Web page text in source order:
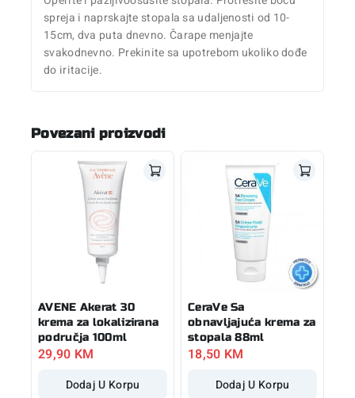
spreja i naprskajte stopala sa udaljenosti od 10-
15cm, dva puta dnevno. Čarape menjajte
svakodnevno. Prekinite sa upotrebom ukoliko dođe
do iritacije.
Povezani proizvodi
AVENE Akerat 30
krema za lokalizirana
područja 100ml
29,90 KM
Dodaj U Korpu
CeraVe Sa
obnavljajuća krema za
stopala 88ml
18,50 KM
Dodaj U Korpu